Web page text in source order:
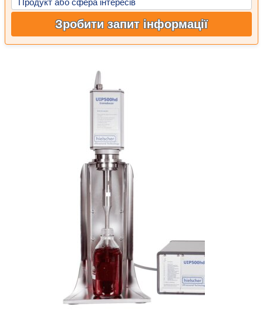
Зробити запит інформації